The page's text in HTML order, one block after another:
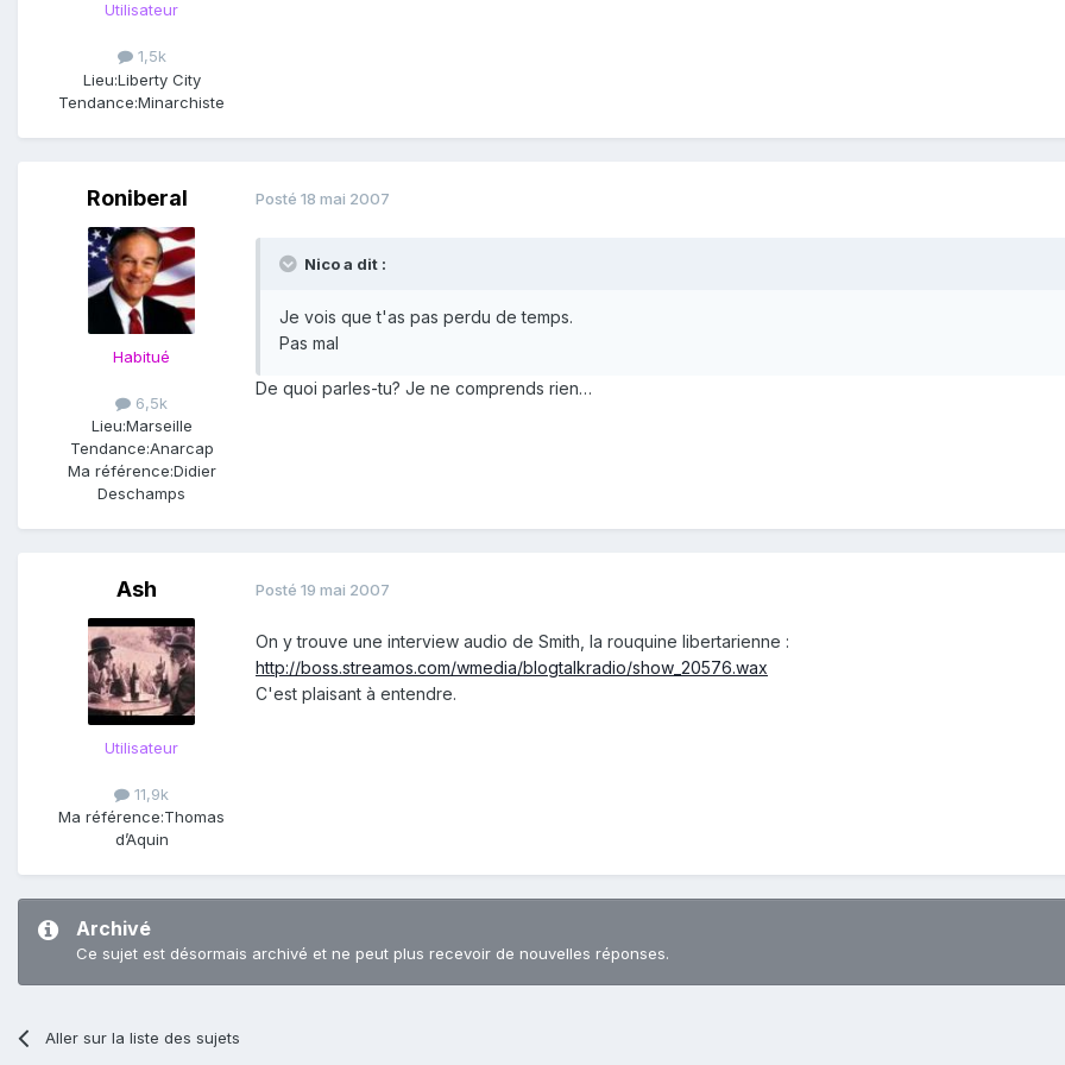
Utilisateur
1,5k
Lieu:Liberty City
Tendance:Minarchiste
Roniberal
Habitué
6,5k
Lieu:Marseille
Tendance:Anarcap
Ma référence:Didier
Deschamps
Posté 18 mai 2007
Nico a dit :
Je vois que t'as pas perdu de temps.
Pas mal
De quoi parles-tu? Je ne comprends rien…
Ash
Utilisateur
11,9k
Ma référence:Thomas
d’Aquin
Posté 19 mai 2007
On y trouve une interview audio de Smith, la rouquine libertarienne :
http://boss.streamos.com/wmedia/blogtalkradio/show_20576.wax
C'est plaisant à entendre.
Archivé
Ce sujet est désormais archivé et ne peut plus recevoir de nouvelles réponses.
Aller sur la liste des sujets